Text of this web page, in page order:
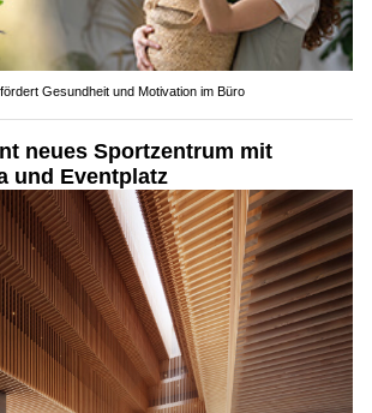
Gesundheit und Motivation im Büro
neues Sportzentrum mit
und Eventplatz